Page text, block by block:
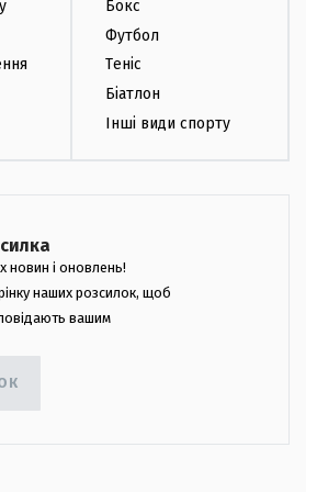
Бокс
Футбол
Теніс
Біатлон
Інші види спорту
новин і оновлень!
наших розсилок, щоб
вашим